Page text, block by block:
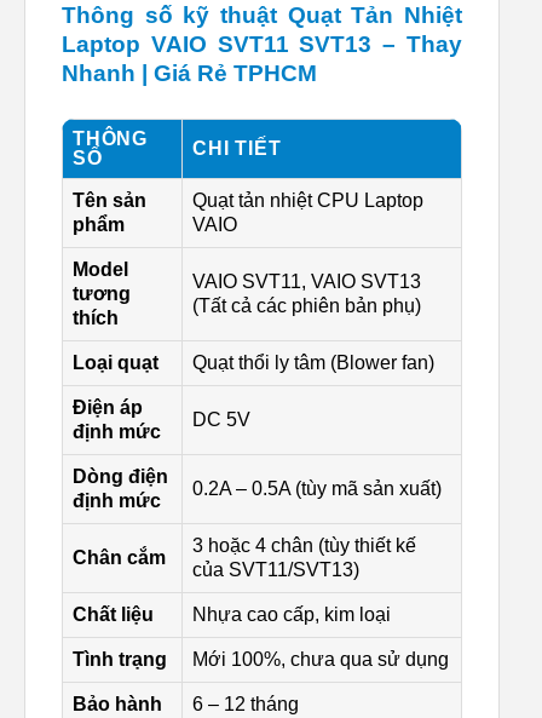
Thông số kỹ thuật Quạt Tản Nhiệt
Laptop VAIO SVT11 SVT13 – Thay
Nhanh | Giá Rẻ TPHCM
THÔNG
SỐ
CHI TIẾT
Tên sản
phẩm
Quạt tản nhiệt CPU Laptop
VAIO
Model
tương
thích
VAIO SVT11, VAIO SVT13
(Tất cả các phiên bản phụ)
Loại quạt Quạt thổi ly tâm (Blower fan)
Điện áp
định mức
DC 5V
Dòng điện
định mức
0.2A – 0.5A (tùy mã sản xuất)
Chân cắm
3 hoặc 4 chân (tùy thiết kế
của SVT11/SVT13)
Chất liệu Nhựa cao cấp, kim loại
Tình trạng Mới 100%, chưa qua sử dụng
Bảo hành 6 – 12 tháng